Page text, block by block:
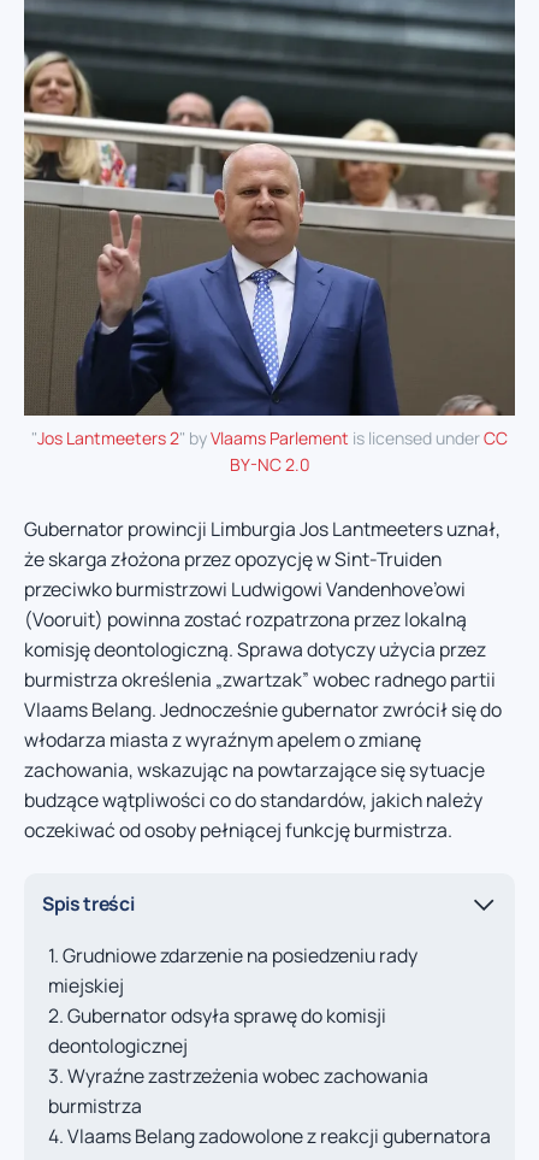
"Jos Lantmeeters 2" byVlaams Parlement is licensed underCC
BY-NC 2.0
Gubernator prowincji Limburgia Jos Lantmeeters uznał,
że skarga złożona przez opozycję w Sint-Truiden
przeciwko burmistrzowi Ludwigowi Vandenhove’owi
(Vooruit) powinna zostać rozpatrzona przez lokalną
komisję deontologiczną. Sprawa dotyczy użycia przez
burmistrza określenia „zwartzak” wobec radnego partii
Vlaams Belang. Jednocześnie gubernator zwrócił się do
włodarza miasta z wyraźnym apelem o zmianę
zachowania, wskazując na powtarzające się sytuacje
budzące wątpliwości co do standardów, jakich należy
oczekiwać od osoby pełniącej funkcję burmistrza.
Spis treści
Grudniowe zdarzenie na posiedzeniu rady
miejskiej
Gubernator odsyła sprawę do komisji
deontologicznej
Wyraźne zastrzeżenia wobec zachowania
burmistrza
Vlaams Belang zadowolone z reakcji gubernatora